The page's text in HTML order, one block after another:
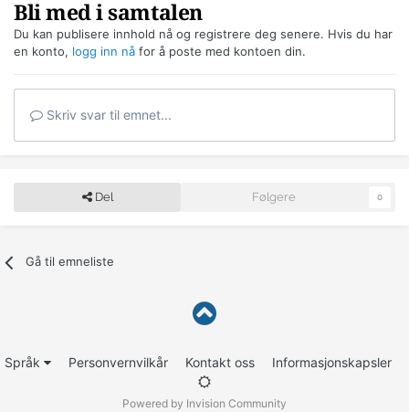
Bli med i samtalen
Du kan publisere innhold nå og registrere deg senere. Hvis du har
en konto, logg inn nå for å poste med kontoen din.
Skriv svar til emnet...
Del Følgere 0
Gå til emneliste
Språk Personvernvilkår Kontakt oss Informasjonskapsler
Powered by Invision Community